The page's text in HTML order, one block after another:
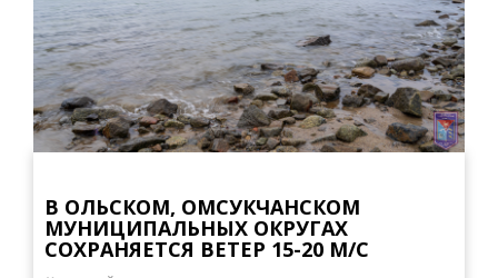
В ОЛЬСКОМ, ОМСУКЧАНСКОМ
МУНИЦИПАЛЬНЫХ ОКРУГАХ
СОХРАНЯЕТСЯ ВЕТЕР 15-20 М/С